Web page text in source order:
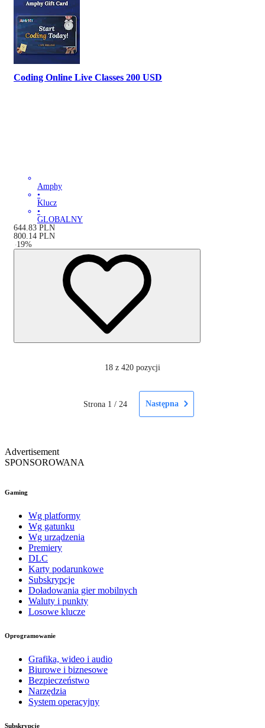
Coding Online Live Classes 200 USD
Amphy
•
Klucz
•
GLOBALNY
644.83 PLN
800.14 PLN
-19%
18 z 420 pozycji
Strona 1 / 24 Następna
Advertisement
SPONSOROWANA
Gaming
Wg platformy
Wg gatunku
Wg urządzenia
Premiery
DLC
Karty podarunkowe
Subskrypcje
Doładowania gier mobilnych
Waluty i punkty
Losowe klucze
Oprogramowanie
Grafika, wideo i audio
Biurowe i biznesowe
Bezpieczeństwo
Narzędzia
System operacyjny
Subskrypcje